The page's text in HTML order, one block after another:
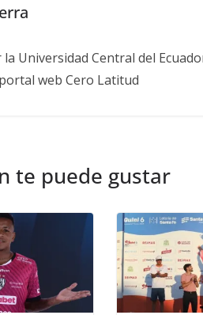
Universidad Central del
web Cero Latitud
te puede gustar